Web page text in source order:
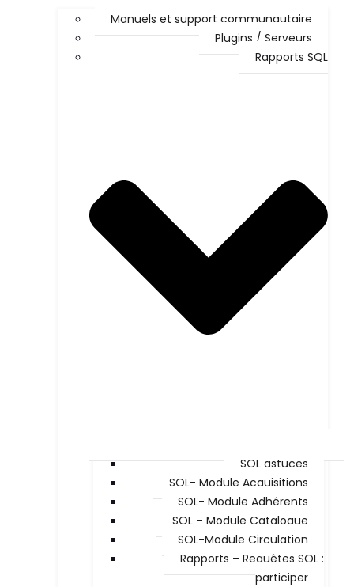
Manuels et support communautaire
Plugins / Serveurs
Rapports SQL
SQL astuces
SQL- Module Acquisitions
SQL- Module Adhérents
SQL – Module Catalogue
SQL-Module Circulation
Rapports – Requêtes SQL :
participer